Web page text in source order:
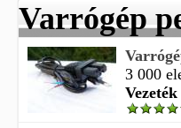
Varrógép
3 000
Vezeték